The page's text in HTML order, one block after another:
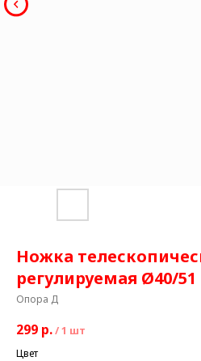
Ножка
регулируемая Ø40/
Опора Д
299 р./1 шт
Цвет